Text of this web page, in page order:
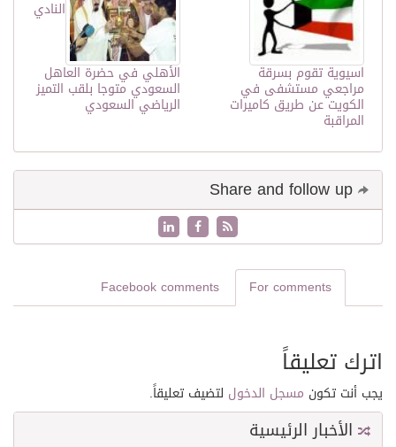
النادي
الأهلي في حضرة العاهل
السعودي متوجا بلقب التميز
الرياضي السعودي
اسيوية تقوم بسرقة
مراجعي مستشفى في
الكويت عن طريق كاميرات
المراقبة
For comments
Facebook comments
اترك تعليقاً
يجب أنت تكون مسجل الدخول لتضيف تعليقاً.
الأخبار الرئيسية